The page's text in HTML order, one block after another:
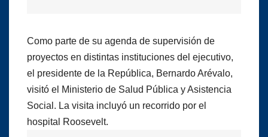
Como parte de su agenda de supervisión de
proyectos en distintas instituciones del ejecutivo,
el presidente de la República, Bernardo Arévalo,
visitó el Ministerio de Salud Pública y Asistencia
Social. La visita incluyó un recorrido por el
hospital Roosevelt.